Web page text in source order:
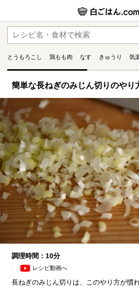
とうもろこし 鶏もも肉 なす きゅうり 気
簡単な長ねぎのみじん切りのやり
調理時間：10分
レシピ動画へ
長ねぎのみじん切りは、このやり方が慣